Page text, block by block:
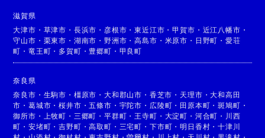
滋賀県
大津市 ・ 草津市 ・ 長浜市 ・ 彦根市 ・東近江市 ・甲賀市 ・ 近江八幡市 ・
守山市 ・ 栗東市 ・ 湖南市 ・野洲市 ・高島市 ・ 米原市 ・ 日野町 ・ 愛荘
町 ・竜王町 ・ 多賀町 ・ 豊郷町 ・ 甲良町
奈良県
奈良市 ・ 生駒市 ・ 橿原市 ・大和郡山市 ・ 香芝市 ・ 天理市 ・大和高田
市 ・葛城市 ・桜井市 ・五條市 ・ 宇陀市 ・ 広陵町 ・ 田原本町 ・斑鳩町 ・
御所市 ・ 上牧町 ・ 三郷町 ・平群町 ・ 王寺町 ・ 大淀町 ・ 河合町 ・ 川西
町 ・安堵町 ・吉野町 ・高取町 ・ 三宅町 ・ 下市町 ・明日香村 ・十津川